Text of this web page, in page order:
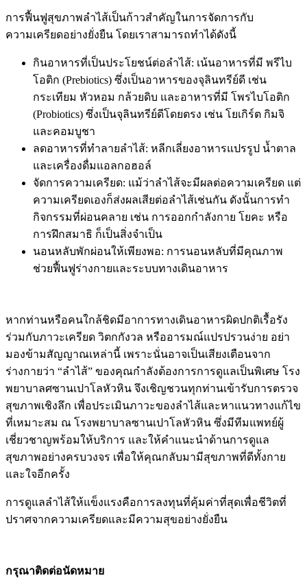
การฟื้นฟูสุขภาพลำไส้เป็นก้าวสำคัญในการจัดการกับ
ความเครียดอย่างยั่งยืน โดยเราสามารถทำได้ดังนี้
กินอาหารที่เป็นประโยชน์ต่อลำไส้: เน้นอาหารที่มี พรีไบ
โอติก (Prebiotics) ซึ่งเป็นอาหารของจุลินทรีย์ดี เช่น
กระเทียม หัวหอม กล้วยดิบ และอาหารที่มี โพรไบโอติก
(Probiotics) ซึ่งเป็นจุลินทรีย์ดีโดยตรง เช่น โยเกิร์ต กิมจิ
และคอมบูชา
ลดอาหารที่ทำลายลำไส้: หลีกเลี่ยงอาหารแปรรูป น้ำตาล
และเครื่องดื่มแอลกอฮอล์
จัดการความเครียด: แม้ว่าลำไส้จะมีผลต่อความเครียด แต่
ความเครียดเองก็ส่งผลเสียต่อลำไส้เช่นกัน ดังนั้นการทำ
กิจกรรมที่ผ่อนคลาย เช่น การออกกำลังกาย โยคะ หรือ
การฝึกสมาธิ ก็เป็นสิ่งจำเป็น
นอนหลับพักผ่อนให้เพียงพอ: การนอนหลับที่มีคุณภาพ
ช่วยฟื้นฟูร่างกายและระบบทางเดินอาหาร
หากท่านหรือคนใกล้ชิดมีอาการทางเดินอาหารผิดปกติเรื้อรัง
ร่วมกับภาวะเครียด วิตกกังวล หรืออารมณ์แปรปรวนง่าย อย่า
มองข้ามสัญญาณเหล่านี้ เพราะนั่นอาจเป็นเสียงเตือนจาก
ร่างกายว่า “ลำไส้” ของคุณกำลังต้องการการดูแลเป็นพิเศษ โรง
พยาบาลศซานเปาโลหัวหิน จึงเชิญชวนทุกท่านเข้ารับการตรวจ
สุขภาพเชิงลึก เพื่อประเมินภาวะของลำไส้และหาแนวทางแก้ไข
ที่เหมาะสม ณ โรงพยาบาลซานเปาโลหัวหิน ซึ่งมีทีมแพทย์ผู้
เชี่ยวชาญพร้อมให้บริการ และให้คำแนะนำด้านการดูแล
สุขภาพอย่างครบวงจร เพื่อให้คุณกลับมามีสุขภาพที่ดีทั้งกาย
และใจอีกครั้ง
การดูแลลำไส้ให้แข็งแรงคือการลงทุนที่คุ้มค่าที่สุดเพื่อชีวิตที่
ปราศจากความเครียดและมีความสุขอย่างยั่งยืน
กรุณาติดต่อนัดหมาย